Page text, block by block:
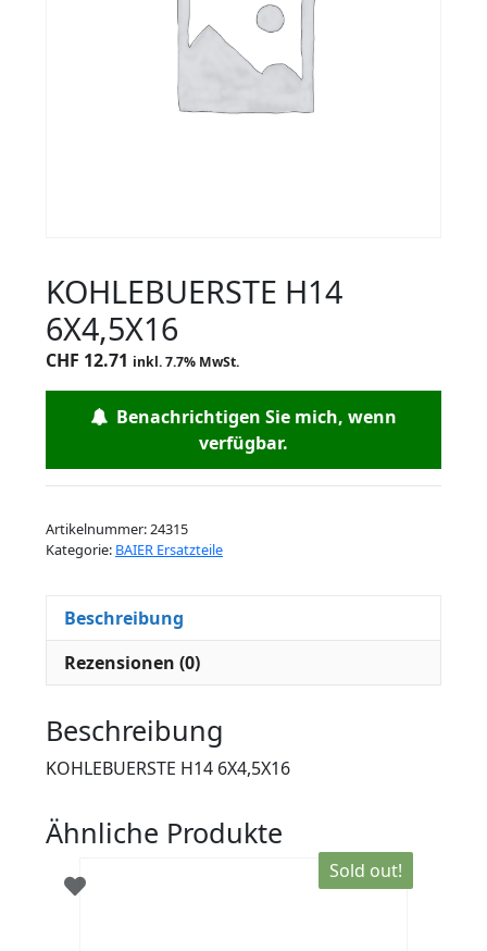
KOHLEBUERSTE H14
6X4,5X16
CHF 12.71 inkl. 7.7% MwSt.
Benachrichtigen Sie mich, wenn
verfügbar.
Artikelnummer:24315
Kategorie: BAIER Ersatzteile
Beschreibung
Rezensionen (0)
Beschreibung
KOHLEBUERSTE H14 6X4,5X16
Ähnliche Produkte
Sold out!